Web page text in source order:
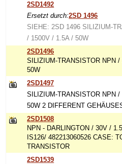
2SD1492
Ersetzt durch:2SD 1496
SIEHE: 2SD 1496 SILIZIUM-
/ 1500V / 1.5A / 50W
2SD1496
SILIZIUM-TRANSISTOR NPN
50W
2SD1497
SILIZIUM-TRANSISTOR NPN
50W 2 DIFFERENT
2SD1508
NPN - DARLINGTON / 30V /
IS126/ 482213060526 CASE:
TRANSISTOR
2SD1539